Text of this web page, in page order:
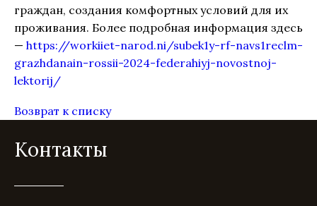
граждан, создания комфортных условий для их
проживания. Более подробная информация здесь
— https://workiiet-narod.ni/subek1y-rf-navs1reclm-
grazhdanain-rossii-2024-federahiyj-novostnoj-
lektorij/
Возврат к списку
Контакты